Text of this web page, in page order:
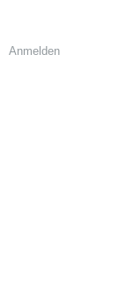
Anmelden